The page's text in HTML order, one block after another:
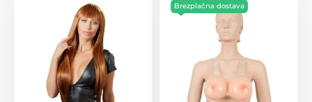
Brezplačna dostava